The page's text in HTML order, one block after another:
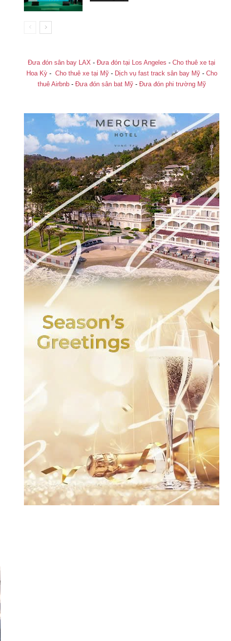
Đưa đón sân bay LAX - Đưa đón tại Los Angeles - Cho thuê xe tại
Hoa Kỳ- Cho thuê xe tại Mỹ- Dịch vụ fast track sân bay Mỹ- Cho
thuê Airbnb- Đưa đón sân bat Mỹ- Đưa đón phi trường Mỹ